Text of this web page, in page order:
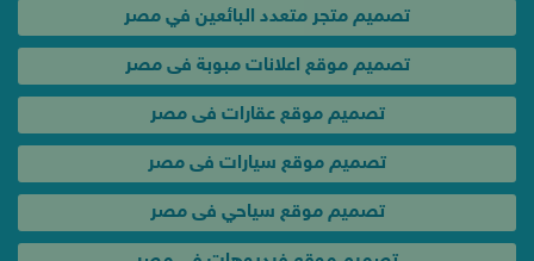
تصميم متجر متعدد البائعين في مصر
تصميم موقع اعلانات مبوبة فى مصر
تصميم موقع عقارات فى مصر
تصميم موقع سيارات فى مصر
تصميم موقع سياحي فى مصر